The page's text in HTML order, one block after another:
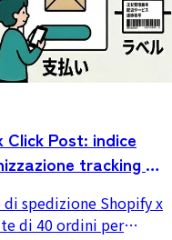
Post: indice
tracking e
spedizione Shopify x
di 40 ordini per